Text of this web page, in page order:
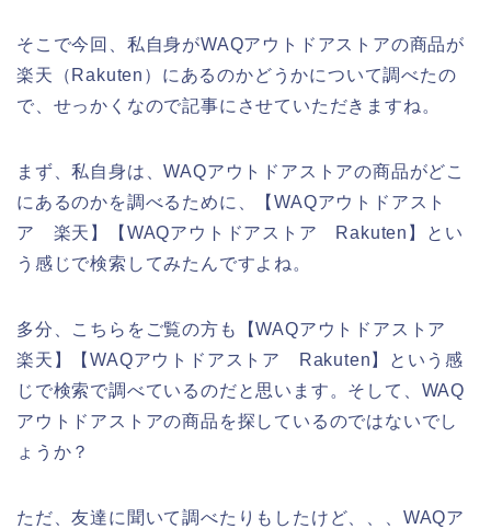
そこで今回、私自身がWAQアウトドアストアの商品が
楽天（Rakuten）にあるのかどうかについて調べたの
で、せっかくなので記事にさせていただきますね。
まず、私自身は、WAQアウトドアストアの商品がどこ
にあるのかを調べるために、【WAQアウトドアスト
ア 楽天】【WAQアウトドアストア Rakuten】とい
う感じで検索してみたんですよね。
多分、こちらをご覧の方も【WAQアウトドアストア
楽天】【WAQアウトドアストア Rakuten】という感
じで検索で調べているのだと思います。そして、WAQ
アウトドアストアの商品を探しているのではないでし
ょうか？
ただ、友達に聞いて調べたりもしたけど、、、WAQア